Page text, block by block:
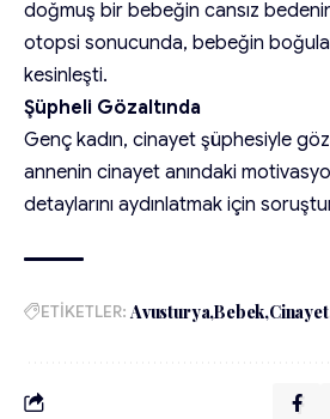
doğmuş bir bebeğin cansız
otopsi sonucunda, bebeğin
kesinleşti.
Şüpheli Gözaltında
Genç kadın, cinayet şüphesiyle
annenin cinayet anındaki
detaylarını aydınlatmak için
ETİKETLER: Avusturya Bebek Cinayet